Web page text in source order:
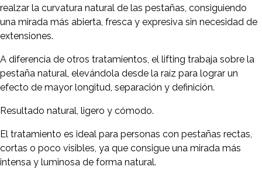
realzar la curvatura natural de las pestañas, consiguiendo
una mirada más abierta, fresca y expresiva sin necesidad de
extensiones.
A diferencia de otros tratamientos, el lifting trabaja sobre la
pestaña natural, elevándola desde la raíz para lograr un
efecto de mayor longitud, separación y definición.
Resultado natural, ligero y cómodo.
El tratamiento es ideal para personas con pestañas rectas,
cortas o poco visibles, ya que consigue una mirada más
intensa y luminosa de forma natural.